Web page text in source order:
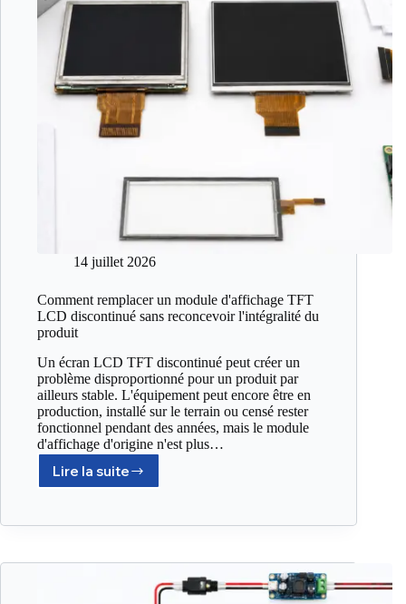
14 juillet 2026
Comment remplacer un module d'affichage TFT
LCD discontinué sans reconcevoir l'intégralité du
produit
Un écran LCD TFT discontinué peut créer un
problème disproportionné pour un produit par
ailleurs stable. L'équipement peut encore être en
production, installé sur le terrain ou censé rester
fonctionnel pendant des années, mais le module
d'affichage d'origine n'est plus…
Lire la suite